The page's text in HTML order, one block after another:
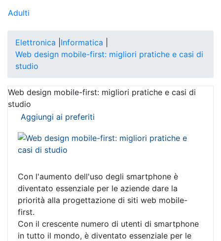
Adulti
Elettronica Informatica
Web design mobile-first: migliori pratiche e casi di
studio
Web design mobile-first: migliori pratiche e casi di
studio
Aggiungi ai preferiti
Con l'aumento dell'uso degli smartphone è
diventato essenziale per le aziende dare la
priorità alla progettazione di siti web mobile-
first.
Con il crescente numero di utenti di smartphone
in tutto il mondo, è diventato essenziale per le